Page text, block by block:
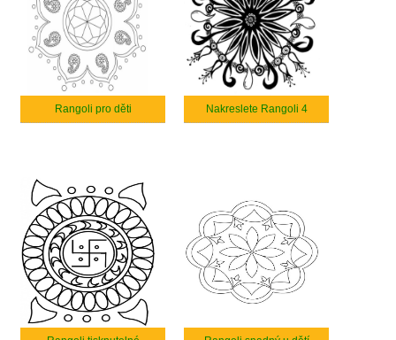
Rangoli pro děti Nakreslete Rangoli 4